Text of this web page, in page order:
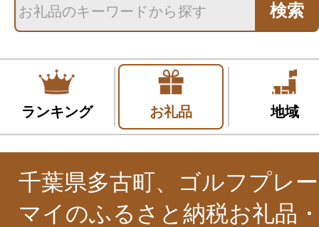
検索
ランキング お礼品 地域
千葉県多古町、ゴルフプレ
マイのふるさと納税お礼品